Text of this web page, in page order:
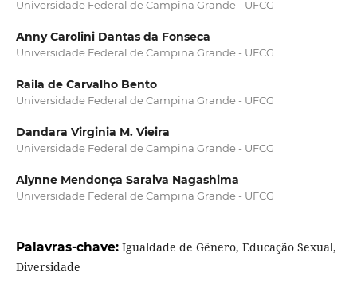
Universidade Federal de Campina Grande - UFCG
Anny Carolini Dantas da Fonseca
Universidade Federal de Campina Grande - UFCG
Raila de Carvalho Bento
Universidade Federal de Campina Grande - UFCG
Dandara Virginia M. Vieira
Universidade Federal de Campina Grande - UFCG
Alynne Mendonça Saraiva Nagashima
Universidade Federal de Campina Grande - UFCG
Palavras-chave: Igualdade de Gênero, Educação Sexual,
Diversidade